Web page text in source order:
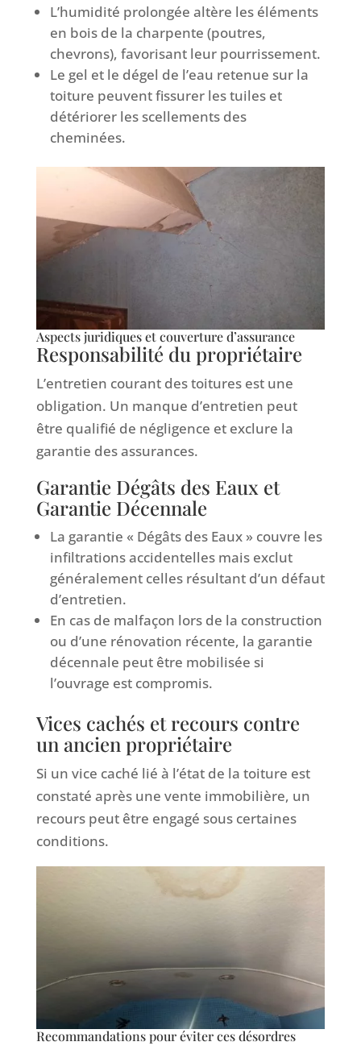
L’humidité prolongée altère les éléments
en bois de la charpente (poutres,
chevrons), favorisant leur pourrissement.
Le gel et le dégel de l’eau retenue sur la
toiture peuvent fissurer les tuiles et
détériorer les scellements des
cheminées.
Aspects juridiques et couverture d’assurance
Responsabilité du propriétaire
L’entretien courant des toitures est une
obligation. Un manque d’entretien peut
être qualifié de négligence et exclure la
garantie des assurances.
Garantie Dégâts des Eaux et
Garantie Décennale
La garantie « Dégâts des Eaux » couvre les
infiltrations accidentelles mais exclut
généralement celles résultant d’un défaut
d’entretien.
En cas de malfaçon lors de la construction
ou d’une rénovation récente, la garantie
décennale peut être mobilisée si
l’ouvrage est compromis.
Vices cachés et recours contre
un ancien propriétaire
Si un vice caché lié à l’état de la toiture est
constaté après une vente immobilière, un
recours peut être engagé sous certaines
conditions.
Recommandations pour éviter ces désordres